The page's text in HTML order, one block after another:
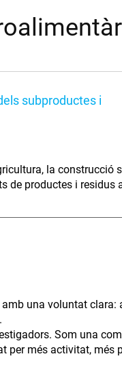
subproductes i
la construcció
de productes i residus
una voluntat
Som una
per més activitat, més